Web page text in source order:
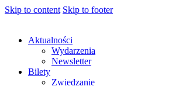
Skip to content Skip to footer
Aktualności
Wydarzenia
Newsletter
Bilety
Zwiedzanie